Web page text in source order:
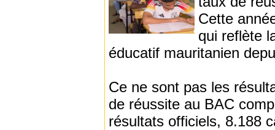
Cette
qui reflète
éducatif mauritanien
Ce ne sont pas les
de réussite au BAC
résultats officiels, 8.188